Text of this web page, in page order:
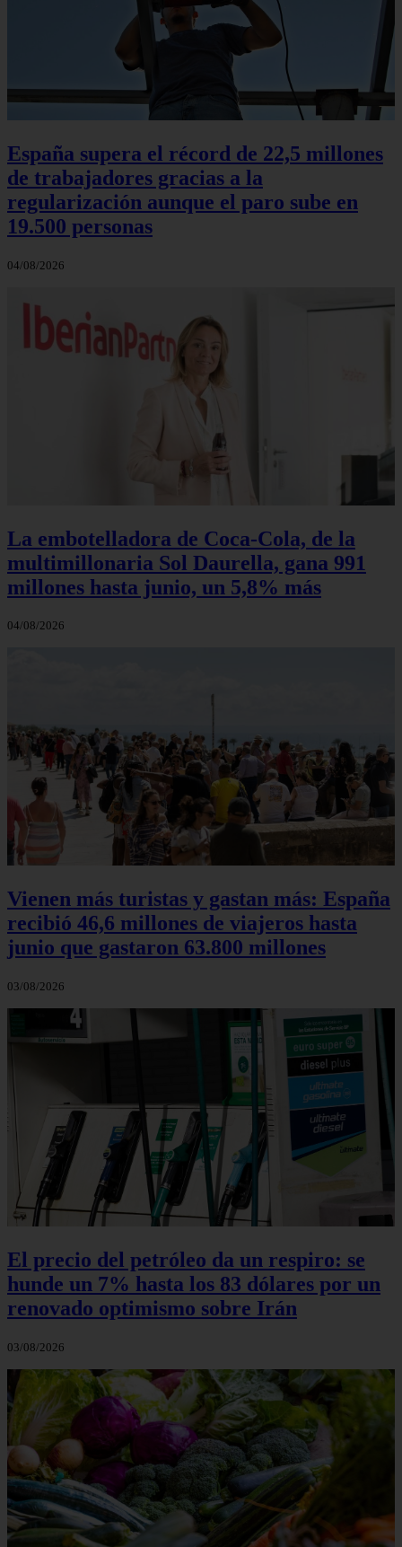
España supera el récord de 22,5 millones
de trabajadores gracias a la
regularización aunque el paro sube en
19.500 personas
04/08/2026
La embotelladora de Coca-Cola, de la
multimillonaria Sol Daurella, gana 991
millones hasta junio, un 5,8% más
04/08/2026
Vienen más turistas y gastan más: España
recibió 46,6 millones de viajeros hasta
junio que gastaron 63.800 millones
03/08/2026
El precio del petróleo da un respiro: se
hunde un 7% hasta los 83 dólares por un
renovado optimismo sobre Irán
03/08/2026